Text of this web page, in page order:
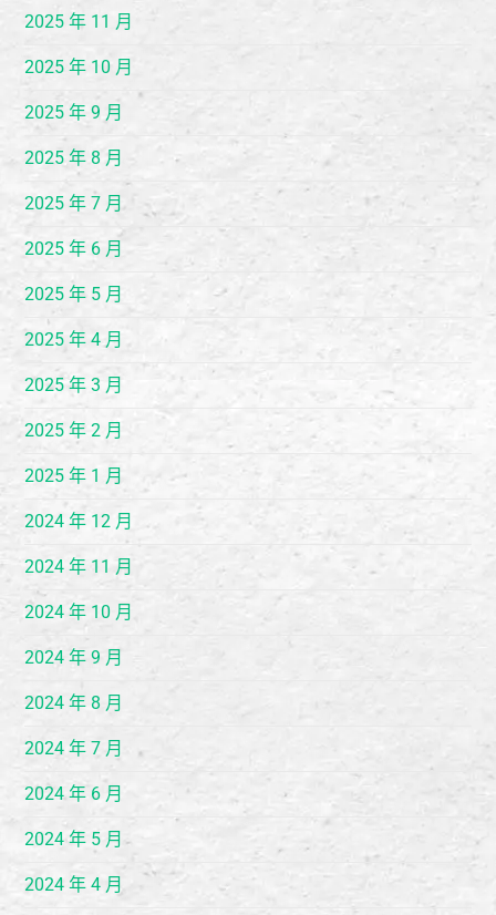
2025 年 11 月
2025 年 10 月
2025 年 9 月
2025 年 8 月
2025 年 7 月
2025 年 6 月
2025 年 5 月
2025 年 4 月
2025 年 3 月
2025 年 2 月
2025 年 1 月
2024 年 12 月
2024 年 11 月
2024 年 10 月
2024 年 9 月
2024 年 8 月
2024 年 7 月
2024 年 6 月
2024 年 5 月
2024 年 4 月